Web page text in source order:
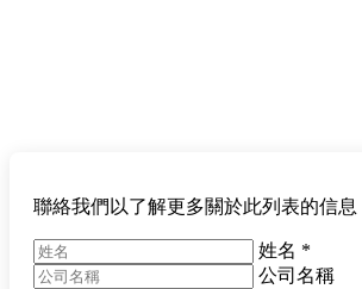
聯絡我們以了解更多關於此列表的信息
姓名 *
公司名稱